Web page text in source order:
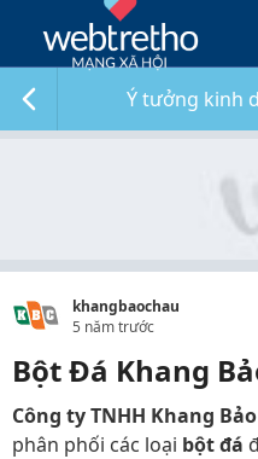
Ý tưởng kinh
khangbaochau
5 năm trước
Bột Đá Khang
Công ty TNHH Khang
phân phối các loại bột đá